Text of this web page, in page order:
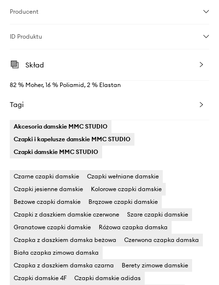
Producent
ID Produktu
Skład
82 % Moher, 16 % Poliamid, 2 % Elastan
Tagi
Akcesoria damskie MMC STUDIO
Czapki i kapelusze damskie MMC STUDIO
Czapki damskie MMC STUDIO
Czarne czapki damskie
Czapki wełniane damskie
Czapki jesienne damskie
Kolorowe czapki damskie
Beżowe czapki damskie
Brązowe czapki damskie
Czapki z daszkiem damskie czerwone
Szare czapki damskie
Granatowe czapki damskie
Różowa czapka damska
Czapka z daszkiem damska beżowa
Czerwona czapka damska
Biała czapka zimowa damska
Czapka z daszkiem damska czarna
Berety zimowe damskie
Czapki damskie 4F
Czapki damskie adidas